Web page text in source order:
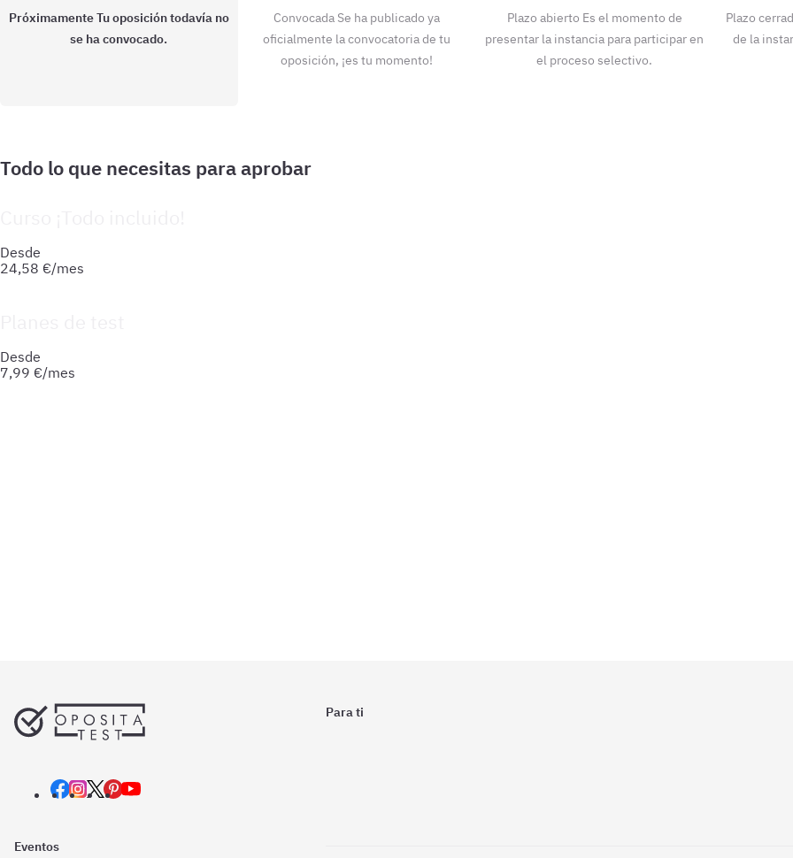
PróximamenteTu oposición todavía no
se ha convocado.
Convocada Se ha publicado ya
oficialmente la convocatoria de tu
oposición, ¡es tu momento!
Plazo abierto Es el momento de
presentar la instancia para participar en
el proceso selectivo.
Plazo
de la
Desde
24,58 €/mes
Desde
7,99 €/mes
Para ti
Eventos